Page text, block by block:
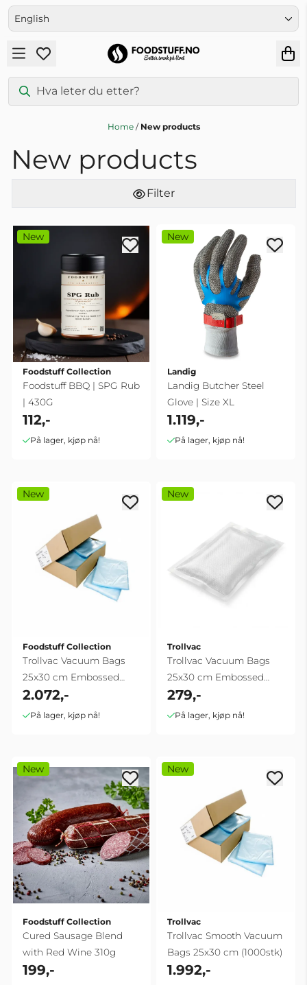
Skip to content
English
Home / New products
New products
Filter
New
Foodstuff Collection
Foodstuff BBQ | SPG Rub
| 430G
112,-
På lager, kjøp nå!
New
Landig
Landig Butcher Steel
Glove | Size XL
1.119,-
På lager, kjøp nå!
New
Foodstuff Collection
Trollvac Vacuum Bags
25x30 cm Embossed
(1000pcs)
2.072,-
På lager, kjøp nå!
New
Trollvac
Trollvac Vacuum Bags
25x30 cm Embossed
(100 pcs)
279,-
På lager, kjøp nå!
New
Foodstuff Collection
Cured Sausage Blend
with Red Wine 310g
199,-
New
Trollvac
Trollvac Smooth Vacuum
Bags 25x30 cm (1000stk)
1.992,-